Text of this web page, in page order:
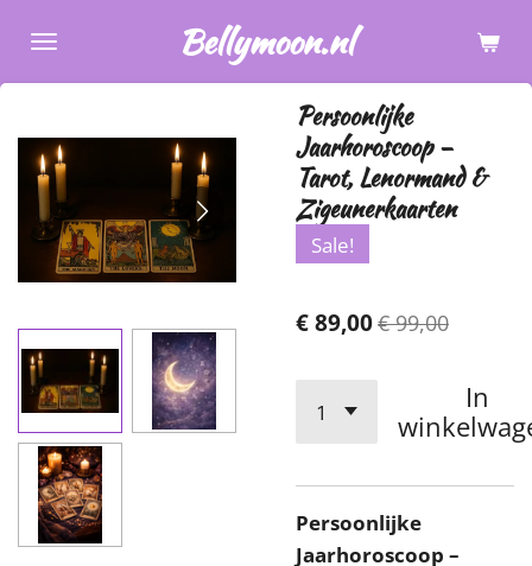
naar
hoofdinhoud
Bellymoon.nl
Persoonlijke
Jaarhoroscoop –
Tarot, Lenormand &
Zigeunerkaarten
Sale!
€ 89,00€ 99,00
In
Persoonlijke
Jaarhoroscoop –